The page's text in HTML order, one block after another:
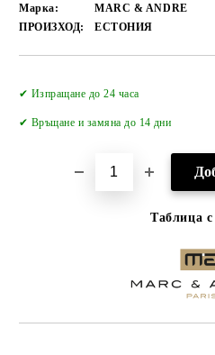
Марка:
MARC & ANDRE
ПРОИЗХОД:
ЕСТОНИЯ
✔ Изпращане до 24 часа
✔ Връщане и замяна до 14 дни
Таблица